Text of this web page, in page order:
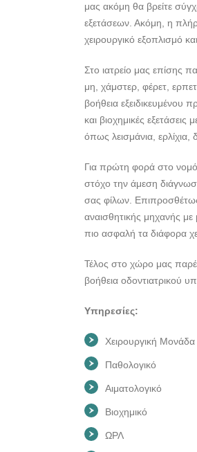
μας ακόμη θα βρείτε
εξετάσεων. Ακόμη, η
χειρουργικό εξοπλισμό
Στο ιατρείο μας επίσης
μη, χάμστερ, φέρετ,
βοήθεια εξειδικευμένου
και βιοχημικές
όπως λεισμάνια, ερλίχια,
Για πρώτη φορά στο νομό
στόχο την άμεση
σας φίλων.
αναισθητικής μηχανής με
πιο ασφαλή τα διάφορα
Τέλος στο χώρο μας
βοήθεια οδοντιατρικού
Υπηρεσίες:
Χειρουργική Μονάδα
Παθολογικό
Αιματολογικό
Βιοχημικό
ΩΡΛ